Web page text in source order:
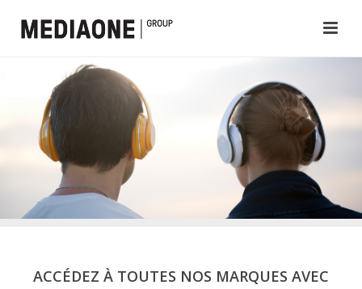
ACCÉDEZ À TOUTES NOS MARQUES AVEC